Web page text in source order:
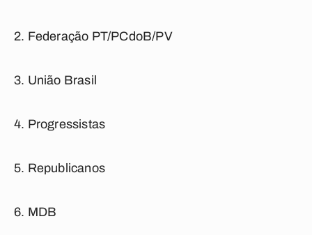
Federação PT/PCdoB/PV
União Brasil
Progressistas
Republicanos
MDB